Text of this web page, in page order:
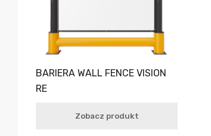
BARIERA WALL FENCE VISION
RE
Zobacz produkt